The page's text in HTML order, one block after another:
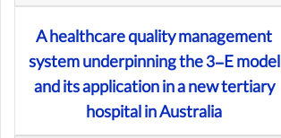
A healthcare quality management
system underpinning the 3-E model
and its application in a new tertiary
hospital in Australia